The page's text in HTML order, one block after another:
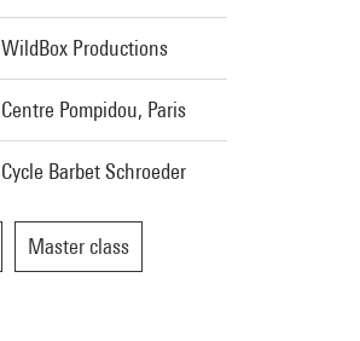
WildBox Productions
Centre Pompidou, Paris
Cycle Barbet Schroeder
Master class